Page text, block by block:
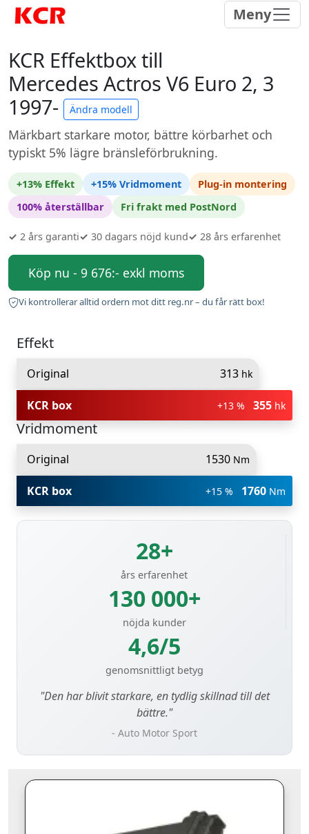
Meny
KCR Effektbox till
Mercedes Actros V6 Euro 2, 3
1997-
Ändra modell
Märkbart starkare motor, bättre körbarhet och
typiskt 5% lägre bränsleförbrukning.
+13% Effekt +15% Vridmoment
Plug-in montering
100% återställbar
Fri frakt med PostNord
✓ 2 års garanti✓ 30 dagars nöjd kund✓ 28 års erfarenhet
Köp nu - 9 676:- exkl moms
Vi kontrollerar alltid ordern mot ditt reg.nr – du får rätt box!
Effekt
Original 313 hk
KCR box +13 % 355 hk
Vridmoment
Original 1530 Nm
KCR box +15 % 1760 Nm
28+
års erfarenhet
130 000+
nöjda kunder
4,6/5
genomsnittligt betyg
"Den har blivit starkare, en tydlig skillnad till det
bättre."
- Auto Motor Sport